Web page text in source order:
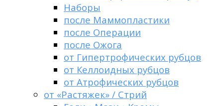
Наборы
после Маммопластики
после Операции
после Ожога
от Гипертрофических рубцов
от Келлоидных рубцов
от Атрофических рубцов
от «Растяжек» / Стрий